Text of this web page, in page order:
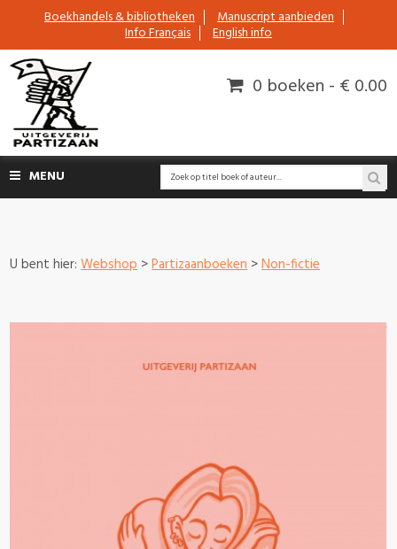
Boekhandels & bibliotheken Manuscript aanbieden
Info Français English info
0 boeken - € 0.00
MENU
U bent hier:Webshop>Partizaanboeken>Non-fictie